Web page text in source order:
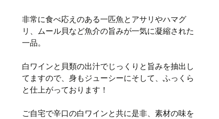
非常に食べ応えのある一匹魚とアサリやハマグ
リ、ムール貝など魚介の旨みが一気に凝縮された
一品。
白ワインと貝類の出汁でじっくりと旨みを抽出し
てますので、身もジューシーにそして、ふっくら
と仕上がっております！
ご自宅で辛口の白ワインと共に是非、素材の味を